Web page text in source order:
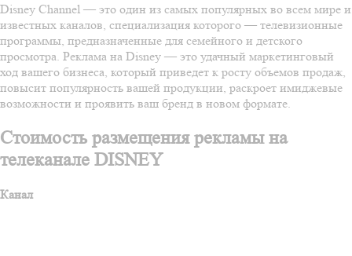
Disney Channel — это один из самых популярных во всем мире и
известных каналов, специализация которого — телевизионные
программы, предназначенные для семейного и детского
просмотра. Реклама на Disney — это удачный маркетинговый
ход вашего бизнеса, который приведет к росту объемов продаж,
повысит популярность вашей продукции, раскроет имиджевые
возможности и проявить ваш бренд в новом формате.
Стоимость размещения рекламы на
телеканале DISNEY
Канал